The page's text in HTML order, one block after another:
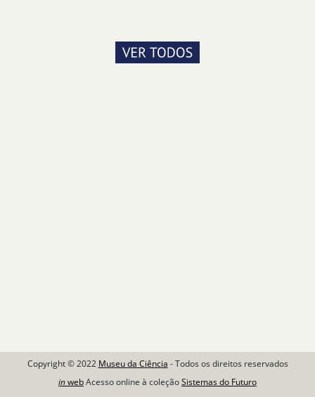
Copyright © 2022 Museu da Ciência - Todos os direitos reservados
inwebAcesso online à coleçãoSistemas do Futuro